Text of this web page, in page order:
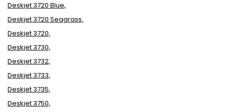
Deskjet 3720 Blue,
Deskjet 3720 Seagrass,
Deskjet 3720,
Deskjet 3730,
Deskjet 3732,
Deskjet 3733,
Deskjet 3735,
Deskjet 3750,